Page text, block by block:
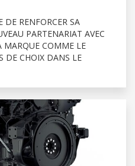
RENFORCER SA
PARTENARIAT AVEC
MARQUE COMME LE
DE CHOIX DANS LE